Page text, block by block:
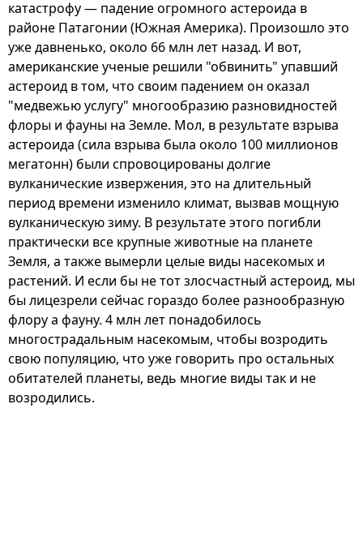
катастрофу — падение огромного астероида в
районе Патагонии (Южная Америка). Произошло это
уже давненько, около 66 млн лет назад. И вот,
американские ученые решили "обвинить" упавший
астероид в том, что своим падением он оказал
"медвежью услугу" многообразию разновидностей
флоры и фауны на Земле. Мол, в результате взрыва
астероида (сила взрыва была около 100 миллионов
мегатонн) были спровоцированы долгие
вулканические извержения, это на длительный
период времени изменило климат, вызвав мощную
вулканическую зиму. В результате этого погибли
практически все крупные животные на планете
Земля, а также вымерли целые виды насекомых и
растений. И если бы не тот злосчастный астероид, мы
бы лицезрели сейчас гораздо более разнообразную
флору а фауну. 4 млн лет понадобилось
многострадальным насекомым, чтобы возродить
свою популяцию, что уже говорить про остальных
обитателей планеты, ведь многие виды так и не
возродились.